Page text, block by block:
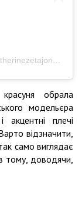
Публикация от Catherine Zeta-Jones (@catherinezetajones)
обрала
модельєра
плечі
відзначити,
само виглядає
тому, доводячи,